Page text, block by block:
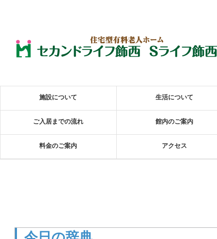
施設について 生活について
ご入居までの流れ 館内のご案内
料金のご案内 アクセス